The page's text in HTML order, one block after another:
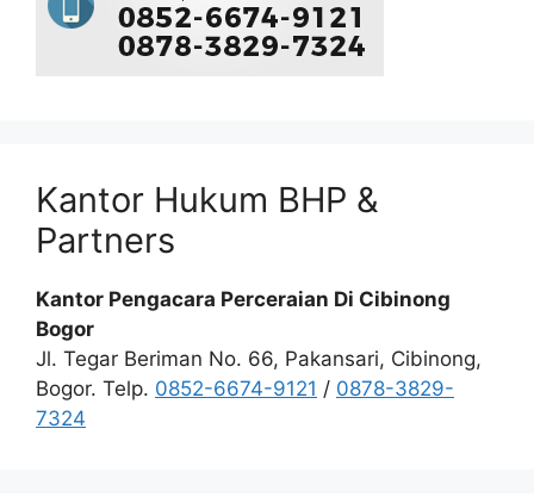
Kantor Hukum BHP &
Partners
Kantor Pengacara Perceraian Di Cibinong
Bogor
Jl. Tegar Beriman No. 66, Pakansari, Cibinong,
Bogor. Telp. 0852-6674-9121 / 0878-3829-
7324